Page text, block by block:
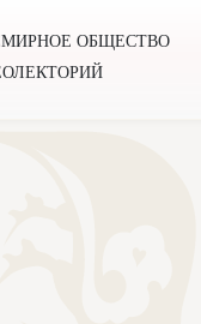
ОБЩЕСТВО